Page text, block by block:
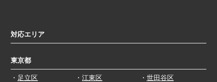
対応エリア
東京都
・ 足立区
・江東区
・ 世田谷区